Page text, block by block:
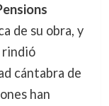
de su obra, y
rindió
cántabra de
han